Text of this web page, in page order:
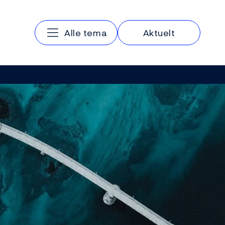
Hovedmeny
Alle tema Aktuelt